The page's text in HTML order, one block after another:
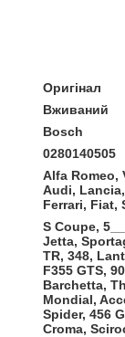
Оригінал
Вживаний
Bosch
0280140505
Alfa Romeo,
Audi,
Ferrari, Fiat,
S Coupe,
Jetta,
TR, 348,
F355 GTS,
Barchetta,
Mondial,
Spider, 456
Croma,